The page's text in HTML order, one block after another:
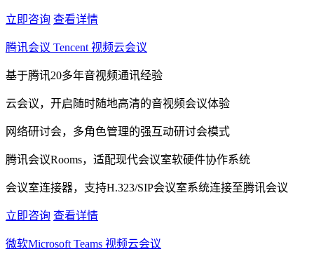
立即咨询 查看详情
腾讯会议 Tencent 视频云会议
基于腾讯20多年音视频通讯经验
云会议，开启随时随地高清的音视频会议体验
网络研讨会，多角色管理的强互动研讨会模式
腾讯会议Rooms，适配现代会议室软硬件协作系统
会议室连接器，支持H.323/SIP会议室系统连接至腾讯会议
立即咨询 查看详情
微软Microsoft Teams 视频云会议